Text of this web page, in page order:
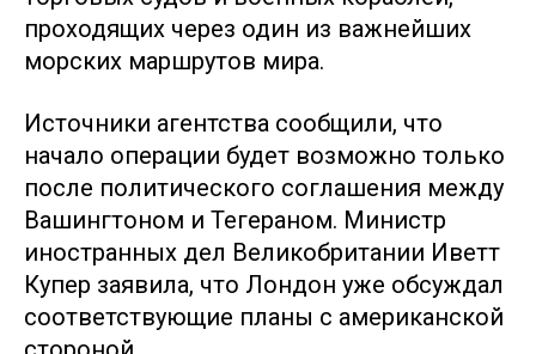
проходящих через один из важнейших
морских маршрутов мира.
Источники агентства сообщили, что
начало операции будет возможно только
после политического соглашения между
Вашингтоном и Тегераном. Министр
иностранных дел Великобритании Иветт
Купер заявила, что Лондон уже обсуждал
соответствующие планы с американской